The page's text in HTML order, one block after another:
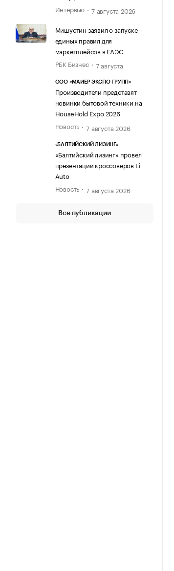
Интервью
7 августа 2026
Мишустин заявил о запуске
единых правил для
маркетплейсов в ЕАЭС
РБК Бизнес
7 августа
ООО «МАЙЕР ЭКСПО ГРУПП»
Производители представят
новинки бытовой техники на
HouseHold Expo 2026
Новость
7 августа 2026
«БАЛТИЙСКИЙ ЛИЗИНГ»
«Балтийский лизинг» провел
презентации кроссоверов Li
Auto
Новость
7 августа 2026
Все публикации